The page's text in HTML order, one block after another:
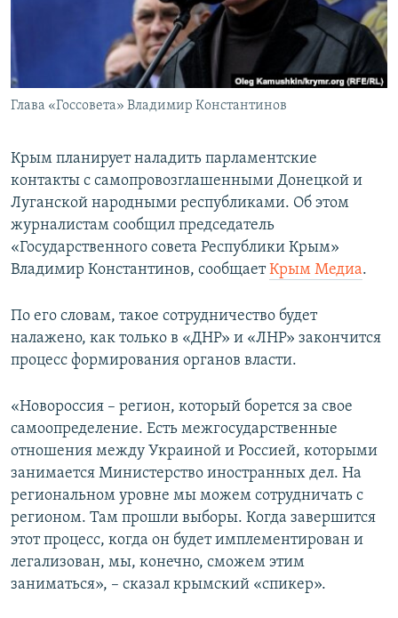
ПОБЕДИТЕЛЕЙ НЕ СУДЯТ?
КРЫМ.НЕПОКОРЕННЫЙ
УКРАИНСКАЯ ПРОБЛЕМА КРЫМА
Глава «Госсовета» Владимир Константинов
Крым планирует наладить парламентские
контакты с самопровозглашенными Донецкой и
Луганской народными республиками. Об этом
журналистам сообщил председатель
«Государственного совета Республики Крым»
Владимир Константинов, сообщаетКрым Медиа.
По его словам, такое сотрудничество будет
налажено, как только в «ДНР» и «ЛНР» закончится
процесс формирования органов власти.
«Новороссия – регион, который борется за свое
самоопределение. Есть межгосударственные
отношения между Украиной и Россией, которыми
занимается Министерство иностранных дел. На
региональном уровне мы можем сотрудничать с
регионом. Там прошли выборы. Когда завершится
этот процесс, когда он будет имплементирован и
легализован, мы, конечно, сможем этим
заниматься», – сказал крымский «спикер».